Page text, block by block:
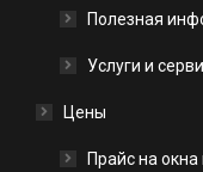
Полезная
Услуги и
Цены
Прайс на